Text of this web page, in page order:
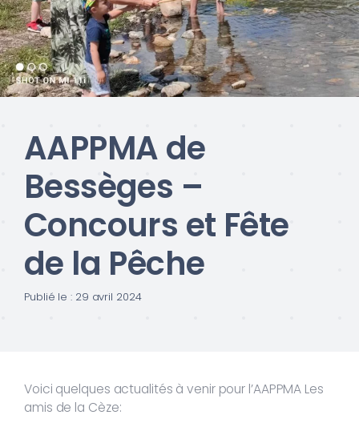
AAPPMA de
Bessèges –
Concours et Fête
de la Pêche
Publié le : 29 avril 2024
Voici quelques actualités à venir pour l’AAPPMA Les
amis de la Cèze: